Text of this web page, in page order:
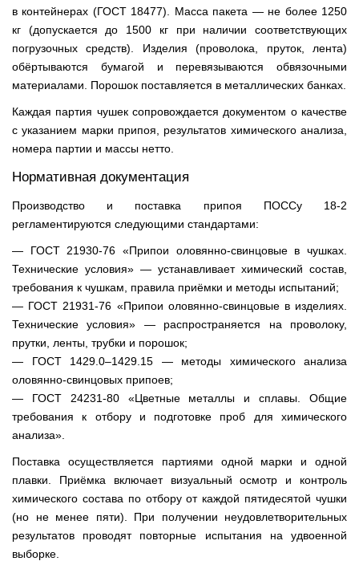
в контейнерах (ГОСТ 18477). Масса пакета — не более 1250
кг (допускается до 1500 кг при наличии соответствующих
погрузочных средств). Изделия (проволока, пруток, лента)
обёртываются бумагой и перевязываются обвязочными
материалами. Порошок поставляется в металлических банках.
Каждая партия чушек сопровождается документом о качестве
с указанием марки припоя, результатов химического анализа,
номера партии и массы нетто.
Нормативная документация
Производство и поставка припоя ПОССу 18-2
регламентируются следующими стандартами:
— ГОСТ 21930-76 «Припои оловянно-свинцовые в чушках.
Технические условия» — устанавливает химический состав,
требования к чушкам, правила приёмки и методы испытаний;
— ГОСТ 21931-76 «Припои оловянно-свинцовые в изделиях.
Технические условия» — распространяется на проволоку,
прутки, ленты, трубки и порошок;
— ГОСТ 1429.0–1429.15 — методы химического анализа
оловянно-свинцовых припоев;
— ГОСТ 24231-80 «Цветные металлы и сплавы. Общие
требования к отбору и подготовке проб для химического
анализа».
Поставка осуществляется партиями одной марки и одной
плавки. Приёмка включает визуальный осмотр и контроль
химического состава по отбору от каждой пятидесятой чушки
(но не менее пяти). При получении неудовлетворительных
результатов проводят повторные испытания на удвоенной
выборке.